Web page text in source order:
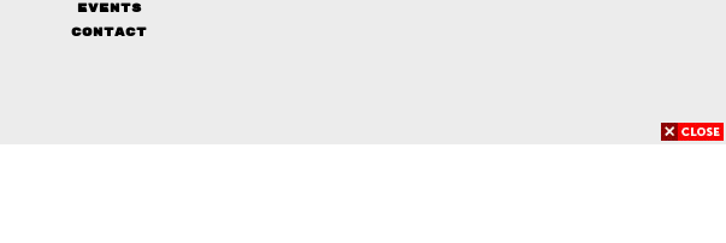
Events
Contact